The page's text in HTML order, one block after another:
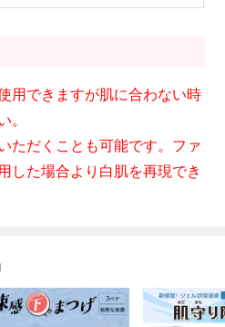
用できますが肌に合わない時
。
ただくことも可能です。ファ
した場合より白肌を再現でき